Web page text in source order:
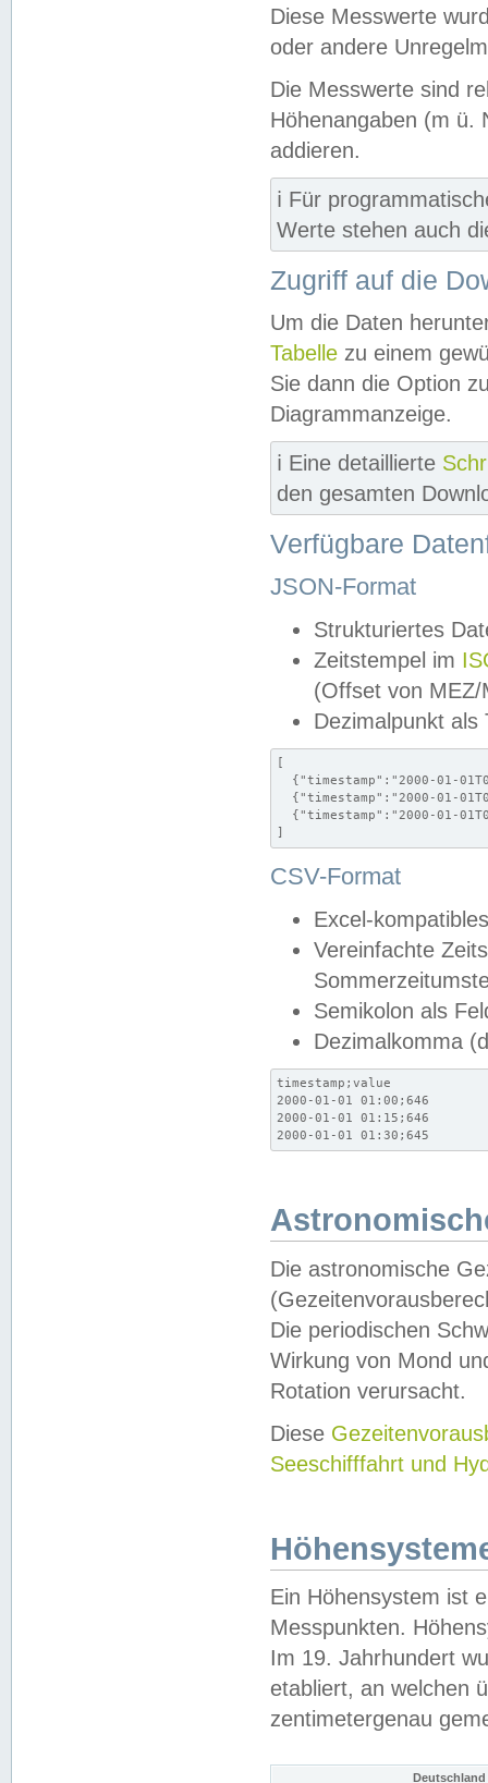
Diese Messwerte
oder andere
Die Messwerte sind
Höhenangaben (m ü.
addieren.
ℹ️ Für
Werte stehen auch
Zugriff auf die
Um die Daten
Tabelle zu einem
Sie dann die Option
Diagrammanzeige.
ℹ️ Eine detaillierte
den gesamten
Verfügbare
JSON-Format
Strukturiertes
Zeitstempel im
(Offset von MEZ/
Dezimalpunkt als
[
{"timestamp":"2000-01-
{"timestamp":"2000-01-
{"timestamp":"2000-01-
]
CSV-Format
Excel-
Vereinfachte
Semikolon als
Dezimalkomma
timestamp;value
2000-01-01 01:00;646
2000-01-01 01:15;646
2000-01-01 01:30;645
Die astronomische
Die periodischen
Wirkung von Mond
Rotation verursacht.
Diese
Seeschifffahrt und
Ein Höhensystem ist
Messpunkten.
Im 19. Jahrhundert
etabliert, an welchen
zentimetergenau